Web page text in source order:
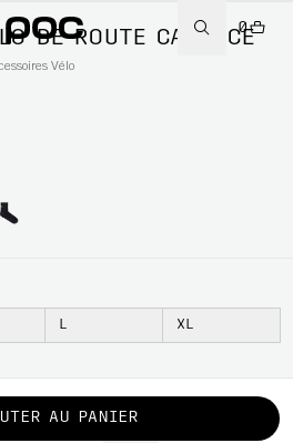
0
Vélo
DE ROUTE CADENCE
L XL
AU PANIER